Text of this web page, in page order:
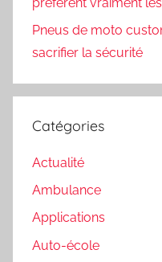
Pneus de moto
sacrifier la sécurité
Catégories
Actualité
Ambulance
Applications
Auto-école